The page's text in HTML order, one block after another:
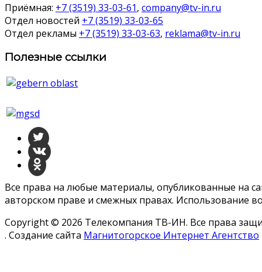
Приёмная: +7 (3519) 33-03-61, company@tv-in.ru
Отдел новостей +7 (3519) 33-03-65
Отдел рекламы +7 (3519) 33-03-63, reklama@tv-in.ru
Полезные ссылки
Все права на любые материалы, опубликованные на
авторском праве и смежных правах. Использование
Copyright © 2026 Телекомпания ТВ-ИН. Все права
. Создание сайта Магнитогорское Интернет Агентство